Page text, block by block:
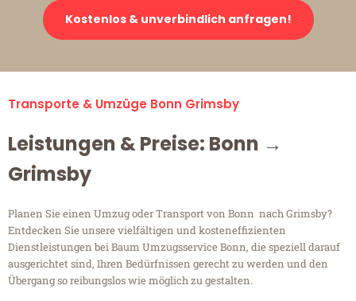
Kostenlos & unverbindlich anfragen!
Transporte & Umzüge Bonn Grimsby
Leistungen & Preise: Bonn →
Grimsby
Planen Sie einen Umzug oder Transport von Bonn nach Grimsby?
Entdecken Sie unsere vielfältigen und kosteneffizienten
Dienstleistungen bei Baum Umzugsservice Bonn, die speziell darauf
ausgerichtet sind, Ihren Bedürfnissen gerecht zu werden und den
Übergang so reibungslos wie möglich zu gestalten.